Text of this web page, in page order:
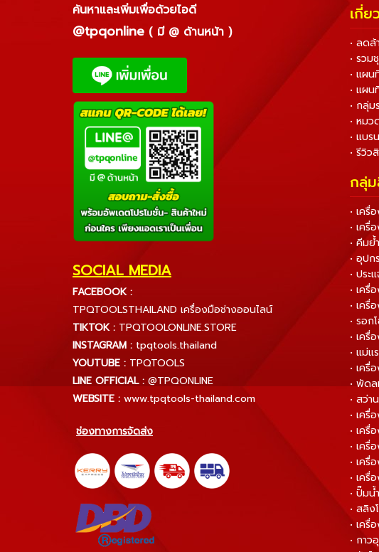
ค้นหาและเพิ่มเพื่อด้วยไอดี
@tpqonline ( มี @ ด้านหน้า )
SOCIAL MEDIA
FACEBOOK :
TPQTOOLSTHAILAND เครื่องมือช่างออนไลน์
TIKTOK : TPQTOOLONLINE.STORE
INSTAGRAM : tpqtools.thailand
YOUTUBE : TPQTOOLS
LINE OFFICIAL : @TPQONLINE
WEBSITE : www.tpqtools-thailand.com
ช่องทางการจัดส่ง
เกี่
• ลด
• รว
• แผ
• แผน
• กลุ่ม
• หม
• แบ
• รีวิว
กลุ่
• เค
• เครื่
• คีม
• อุป
• ปร
• เครื่
• เค
• รอ
• เครื่
• แม่แ
• เค
• พัด
• สว่า
• เค
• เค
• เค
• เครื่
• เค
• ปั๊ม
• สลิ
• เครื่
• กาว